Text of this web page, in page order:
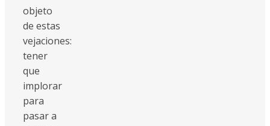
objeto
de estas
vejaciones:
tener
que
implorar
para
pasar a